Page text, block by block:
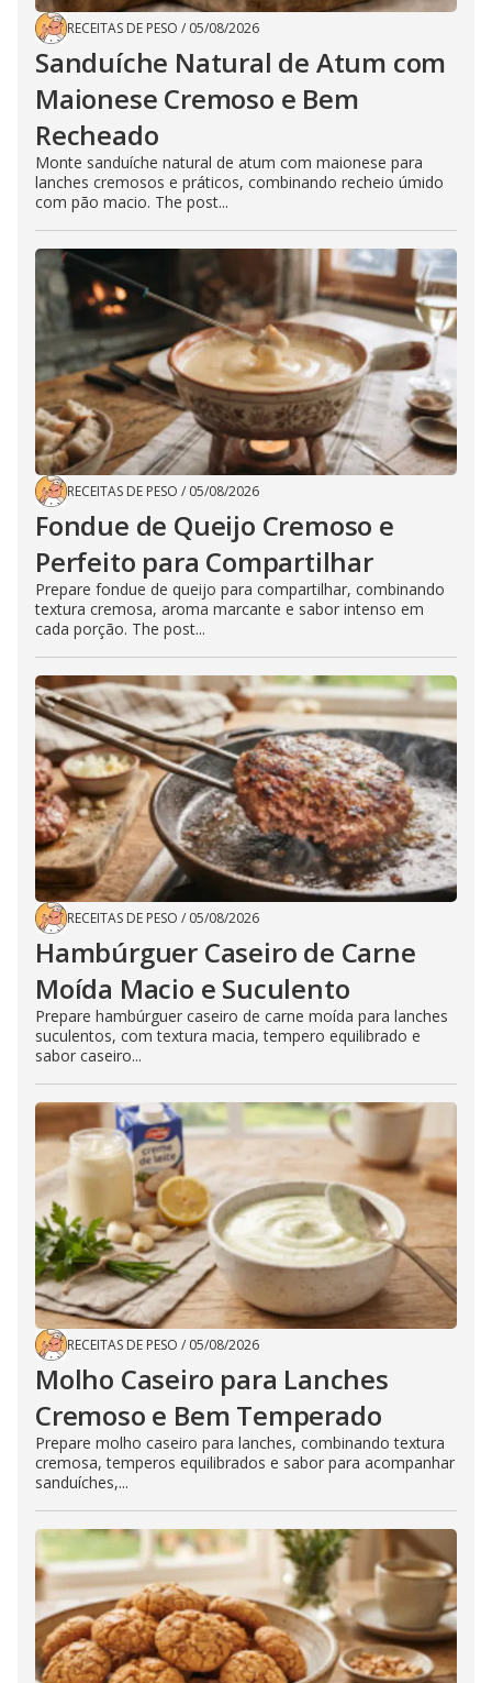
RECEITAS DE PESO / 05/08/2026
Sanduíche Natural de Atum com
Maionese Cremoso e Bem
Recheado
Monte sanduíche natural de atum com maionese para
lanches cremosos e práticos, combinando recheio úmido
com pão macio. The post...
RECEITAS DE PESO / 05/08/2026
Fondue de Queijo Cremoso e
Perfeito para Compartilhar
Prepare fondue de queijo para compartilhar, combinando
textura cremosa, aroma marcante e sabor intenso em
cada porção. The post...
RECEITAS DE PESO / 05/08/2026
Hambúrguer Caseiro de Carne
Moída Macio e Suculento
Prepare hambúrguer caseiro de carne moída para lanches
suculentos, com textura macia, tempero equilibrado e
sabor caseiro...
RECEITAS DE PESO / 05/08/2026
Molho Caseiro para Lanches
Cremoso e Bem Temperado
Prepare molho caseiro para lanches, combinando textura
cremosa, temperos equilibrados e sabor para acompanhar
sanduíches,...